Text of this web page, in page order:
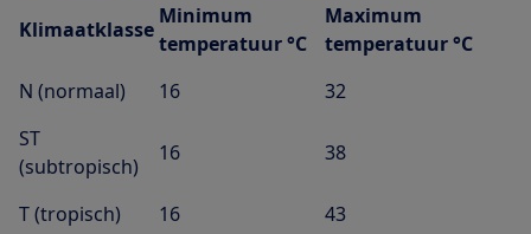
Klimaatklasse
Minimum
temperatuur °C
Maximum
temperatuur °C
N (normaal)
16
32
ST
(subtropisch)
16 38
T (tropisch) 16
43